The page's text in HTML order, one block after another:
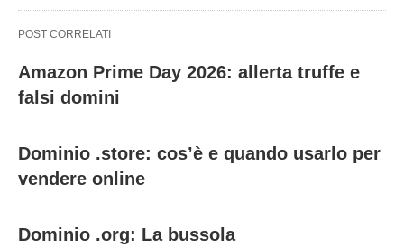
POST CORRELATI
Amazon Prime Day 2026: allerta truffe e
falsi domini
Dominio .store: cos’è e quando usarlo per
vendere online
Dominio .org: La bussola